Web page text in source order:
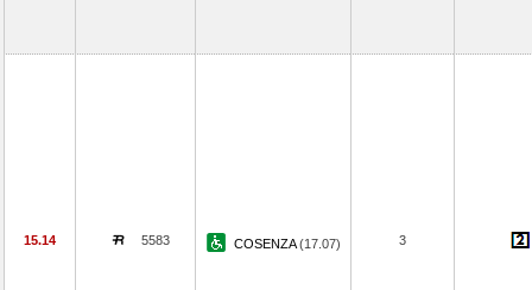
15.14 5583 COSENZA(17.07) 3